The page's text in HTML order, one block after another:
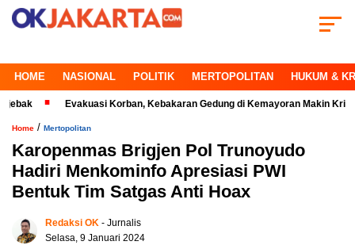
HOME NASIONAL POLITIK MERTOPOLITAN HUKUM &
Evakuasi Korban, Kebakaran Gedung di Kemayoran Makin Kritis
Home / Mertopolitan
Karopenmas Brigjen Pol Trunoyudo
Hadiri Menkominfo Apresiasi PWI
Bentuk Tim Satgas Anti Hoax
Redaksi OK - Jurnalis
Selasa, 9 Januari 2024